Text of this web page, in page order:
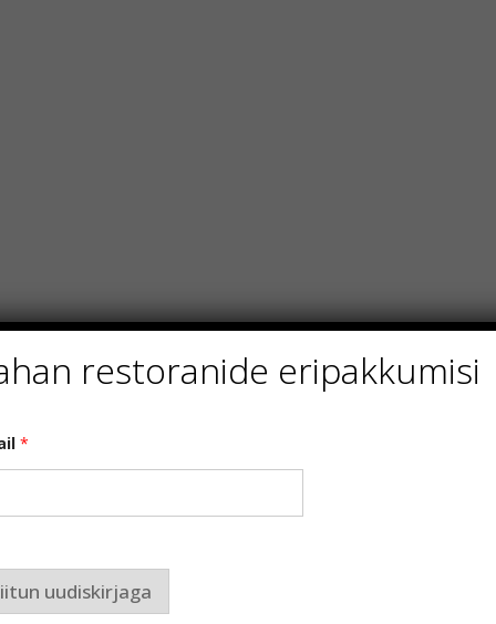
restoranide eripakkumisi
*
uudiskirjaga